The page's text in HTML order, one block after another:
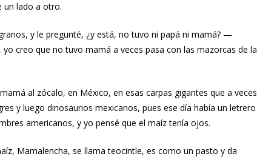
un lado a otro.
y le pregunté, ¿y está, no tuvo ni papá ni mamá? —
creo que no tuvo mamá a veces pasa con las mazorcas de la
al zócalo, en México, en esas carpas gigantes que a veces
y luego dinosaurios mexicanos, pues ese día había un letrero
americanos, y yo pensé que el maíz tenía ojos.
Mamalencha, se llama teocintle, es como un pasto y da